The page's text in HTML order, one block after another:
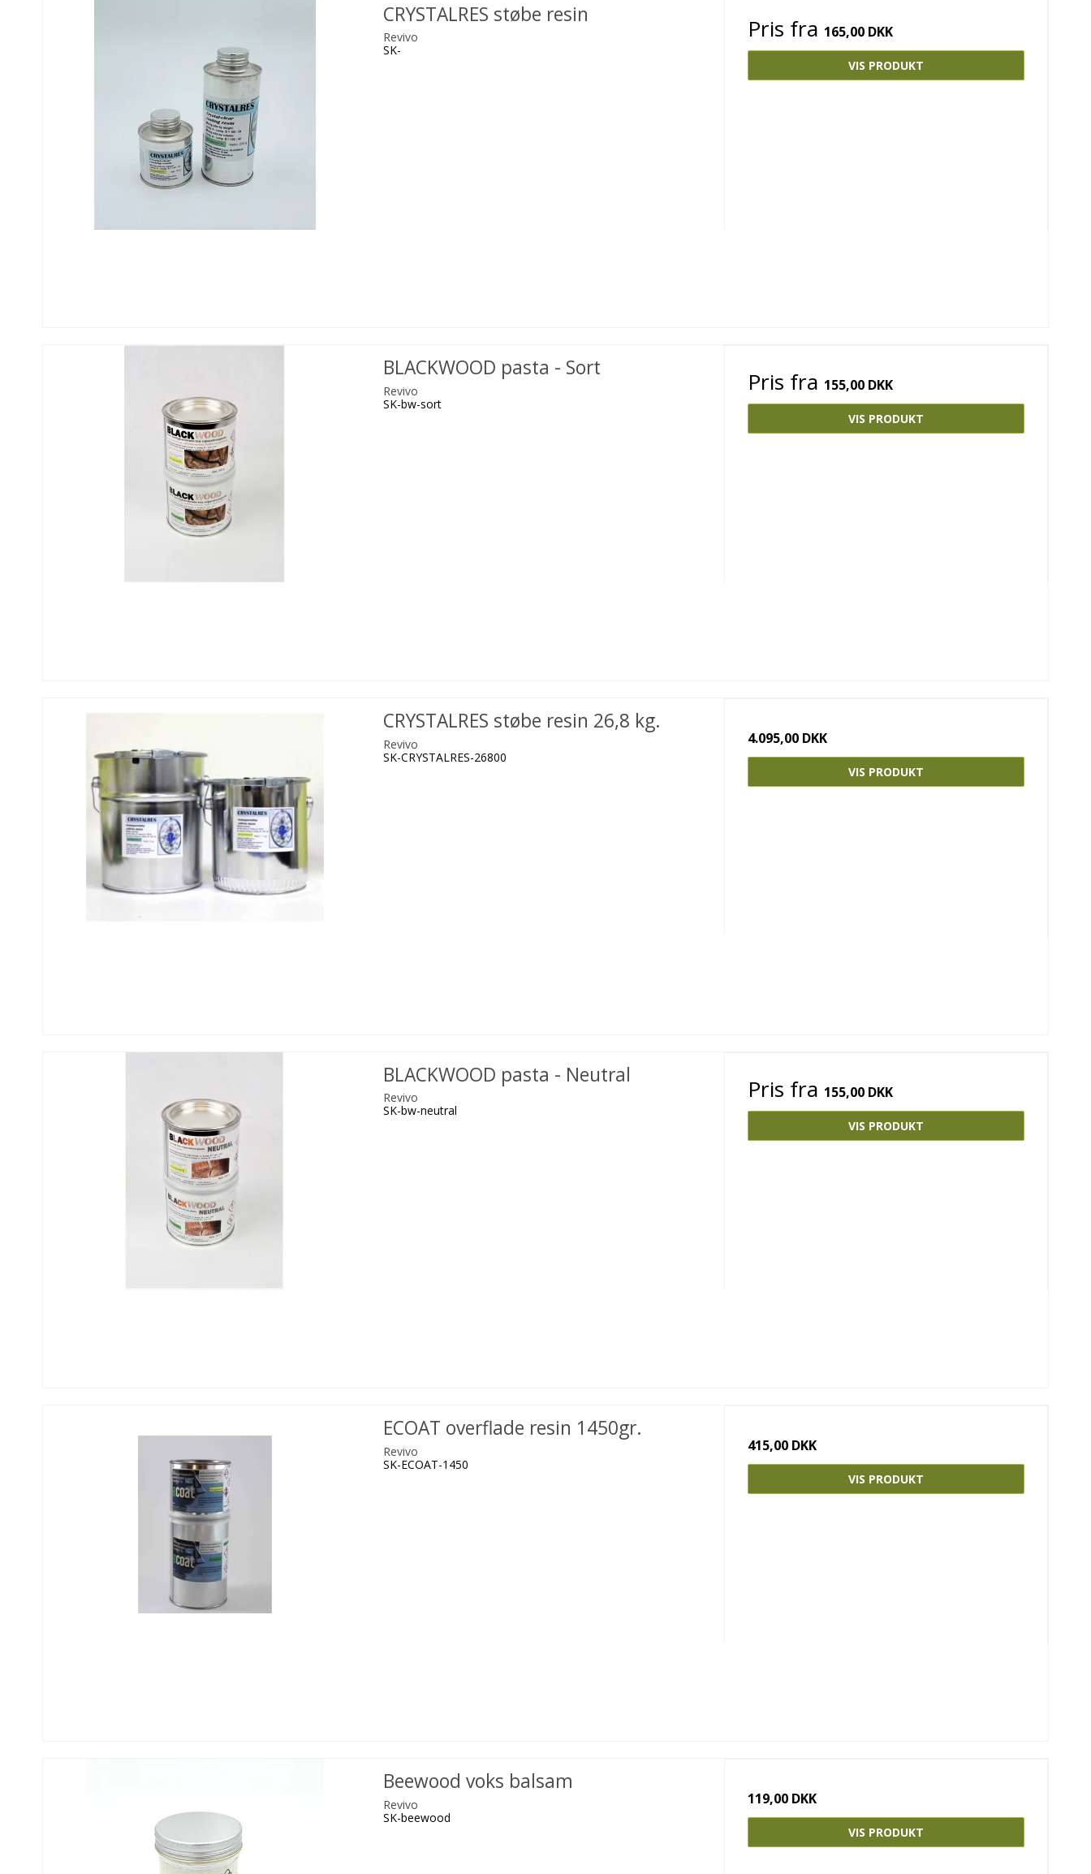
CRYSTALRES støbe resin
Revivo
SK-
Pris fra 165,00 DKK
VIS PRODUKT
BLACKWOOD pasta - Sort
Revivo
SK-bw-sort
Pris fra 155,00 DKK
VIS PRODUKT
CRYSTALRES støbe resin 26,8 kg.
Revivo
SK-CRYSTALRES-26800
4.095,00 DKK
VIS PRODUKT
BLACKWOOD pasta - Neutral
Revivo
SK-bw-neutral
Pris fra 155,00 DKK
VIS PRODUKT
ECOAT overflade resin 1450gr.
Revivo
SK-ECOAT-1450
415,00 DKK
VIS PRODUKT
Beewood voks balsam
Revivo
SK-beewood
119,00 DKK
VIS PRODUKT